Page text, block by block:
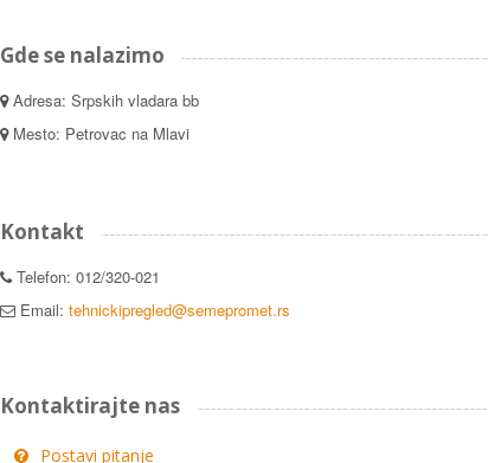
Gde se nalazimo
Adresa: Srpskih vladara bb
Mesto: Petrovac na Mlavi
Kontakt
Telefon: 012/320-021
Email: tehnickipregled@semepromet.rs
Kontaktirajte nas
Postavi pitanje